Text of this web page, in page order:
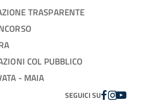
TRASPARENTE
COL PUBBLICO
- MAIA
SEGUICI SUFACEBOOK
INSTAGRAM
YOUTUBE